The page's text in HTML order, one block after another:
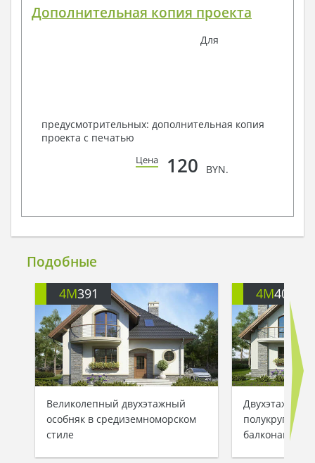
Дополнительная копия проекта
Для
предусмотрительных: дополнительная копия
проекта с печатью
Цена 120 BYN.
Подобные
4M391
Великолепный двухэтажный
особняк в средиземноморском
стиле
4M401
Двухэтажный
балконами